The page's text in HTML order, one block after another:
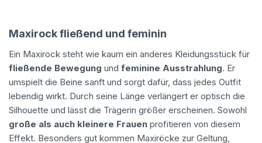
Maxirock fließend und feminin
Ein Maxirock steht wie kaum ein anderes Kleidungsstück für
fließende Bewegung und feminine Ausstrahlung. Er
umspielt die Beine sanft und sorgt dafür, dass jedes Outfit
lebendig wirkt. Durch seine Länge verlängert er optisch die
Silhouette und lässt die Trägerin größer erscheinen. Sowohl
große als auch kleinere Frauen profitieren von diesem
Effekt. Besonders gut kommen Maxiröcke zur Geltung,